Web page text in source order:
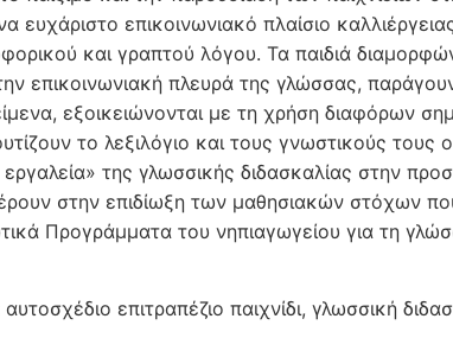
ευχάριστο επικοινωνιακό πλαίσιο
και γραπτού λόγου. Τα παιδιά
επικοινωνιακή πλευρά της γλώσσας,
εξοικειώνονται με τη χρήση διαφόρων
το λεξιλόγιο και τους γνωστικούς τους
εργαλεία» της γλωσσικής διδασκαλίας στην
στην επιδίωξη των μαθησιακών στόχων
Προγράμματα του νηπιαγωγείου για τη
αυτοσχέδιο επιτραπέζιο παιχνίδι, γλωσσική